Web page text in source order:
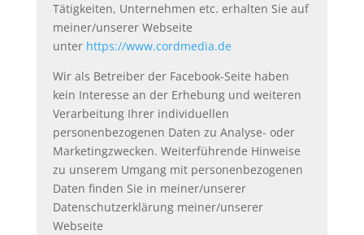
Tätigkeiten, Unternehmen etc. erhalten Sie auf
meiner/unserer Webseite
unter https://www.cordmedia.de
Wir als Betreiber der Facebook-Seite haben
kein Interesse an der Erhebung und weiteren
Verarbeitung Ihrer individuellen
personenbezogenen Daten zu Analyse- oder
Marketingzwecken. Weiterführende Hinweise
zu unserem Umgang mit personenbezogenen
Daten finden Sie in meiner/unserer
Datenschutzerklärung meiner/unserer
Webseite